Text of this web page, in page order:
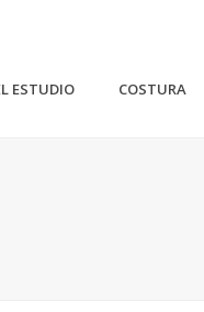
ESTUDIO COSTURA